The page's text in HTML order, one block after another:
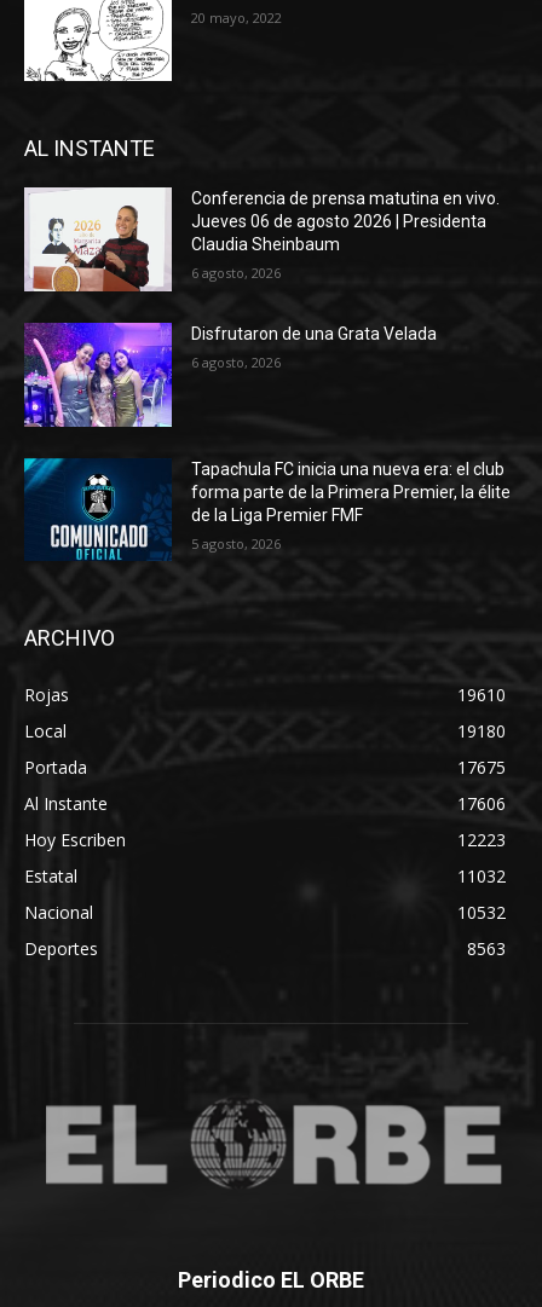
20 mayo, 2022
AL INSTANTE
Conferencia de prensa matutina en vivo.
Jueves 06 de agosto 2026 | Presidenta
Claudia Sheinbaum
6 agosto, 2026
Disfrutaron de una Grata Velada
6 agosto, 2026
Tapachula FC inicia una nueva era: el club
forma parte de la Primera Premier, la élite
de la Liga Premier FMF
5 agosto, 2026
ARCHIVO
Rojas
19610
Local
19180
Portada
17675
Al Instante
17606
Hoy Escriben
12223
Estatal
11032
Nacional
10532
Deportes
8563
Periodico EL ORBE